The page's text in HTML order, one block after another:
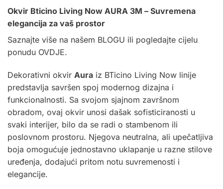
Okvir Bticino Living Now AURA 3M – Suvremena
elegancija za vaš prostor
Saznajte više na našem BLOGU ili pogledajte cijelu
ponudu OVDJE.
Dekorativni okvir Aura iz BTicino Living Now linije
predstavlja savršen spoj modernog dizajna i
funkcionalnosti. Sa svojom sjajnom završnom
obradom, ovaj okvir unosi dašak sofisticiranosti u
svaki interijer, bilo da se radi o stambenom ili
poslovnom prostoru. Njegova neutralna, ali upečatljiva
boja omogućuje jednostavno uklapanje u razne stilove
uređenja, dodajući pritom notu suvremenosti i
elegancije.